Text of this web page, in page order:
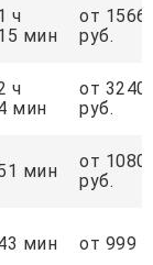
ч
мин
от 1566
руб.
ч
мин
от 3240
руб.
мин
от 1080
руб.
мин от 999